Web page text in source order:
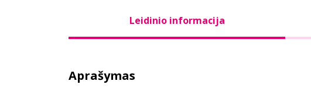
Leidinio informacija
Aprašymas